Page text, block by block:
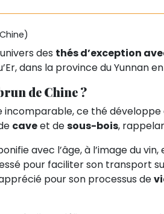
des thés d’exception
dans la province du Yunnan
de Chine ?
ce thé développe
caveet desous-bois,
avec l’âge, à l’image du
pour faciliter son transport
pour son processus de